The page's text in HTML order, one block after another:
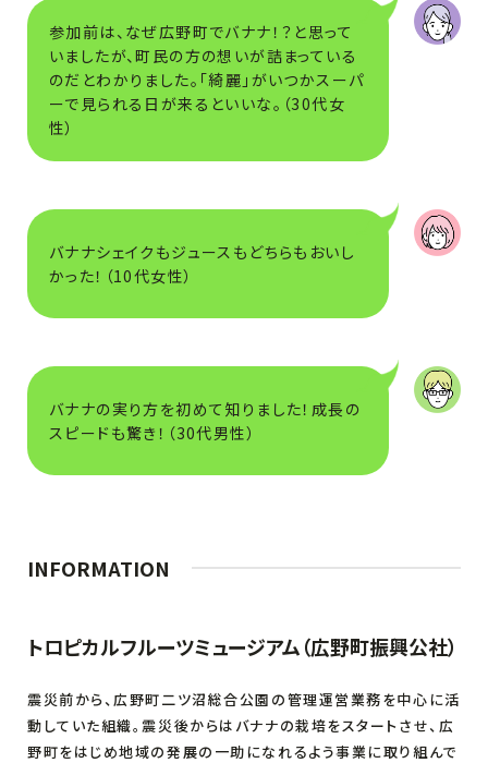
参加前は、なぜ広野町でバナナ！？と思って
いましたが、町民の方の想いが詰まっている
のだとわかりました。「綺麗」がいつかスーパ
ーで見られる日が来るといいな。（30代女
性）
バナナシェイクもジュースもどちらもおいし
かった！（10代女性）
バナナの実り方を初めて知りました！成長の
スピードも驚き！（30代男性）
INFORMATION
トロピカルフルーツミュージアム（広野町振興公社）
震災前から、広野町二ツ沼総合公園の管理運営業務を中心に活
動していた組織。震災後からはバナナの栽培をスタートさせ、広
野町をはじめ地域の発展の一助になれるよう事業に取り組んで